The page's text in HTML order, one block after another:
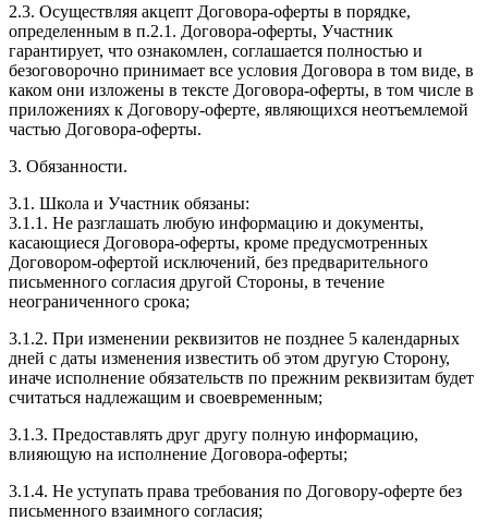
2.3. Осуществляя акцепт Договора-оферты в порядке,
определенным в п.2.1. Договора-оферты, Участник
гарантирует, что ознакомлен, соглашается полностью и
безоговорочно принимает все условия Договора в том виде, в
каком они изложены в тексте Договора-оферты, в том числе в
приложениях к Договору-оферте, являющихся неотъемлемой
частью Договора-оферты.
3. Обязанности.
3.1. Школа и Участник обязаны:
3.1.1. Не разглашать любую информацию и документы,
касающиеся Договора-оферты, кроме предусмотренных
Договором-офертой исключений, без предварительного
письменного согласия другой Стороны, в течение
неограниченного срока;
3.1.2. При изменении реквизитов не позднее 5 календарных
дней с даты изменения известить об этом другую Сторону,
иначе исполнение обязательств по прежним реквизитам будет
считаться надлежащим и своевременным;
3.1.3. Предоставлять друг другу полную информацию,
влияющую на исполнение Договора-оферты;
3.1.4. Не уступать права требования по Договору-оферте без
письменного взаимного согласия;